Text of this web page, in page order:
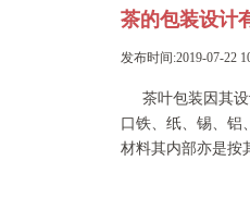
茶的包装设计
发布时间:2019-07-22
茶叶包装因其
口铁、纸、锡、铝
材料其内部亦是按